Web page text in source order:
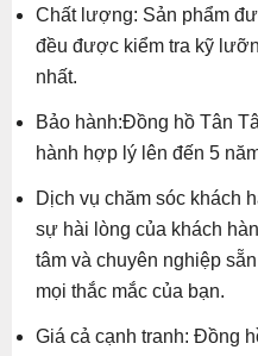
Chất lượng: Sản phẩm
đều được kiểm tra kỹ
nhất.
Bảo hành:Đồng hồ Tân
hành hợp lý lên đến 5
Dịch vụ chăm sóc khách
sự hài lòng của khách
tâm và chuyên nghiệp
mọi thắc mắc của bạn.
Giá cả cạnh tranh: Đồng